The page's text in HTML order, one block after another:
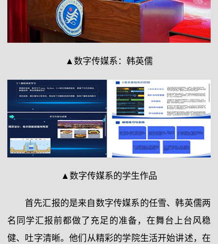
▲数字传媒系：韩英儒
▲数字传媒系的学生作品
首先汇报的是来自数字传媒系的任雪、韩英儒两
名同学汇报前都做了充足的准备，在舞台上台风稳
健、吐字清晰。他们从精彩的学院生活开始讲述，在